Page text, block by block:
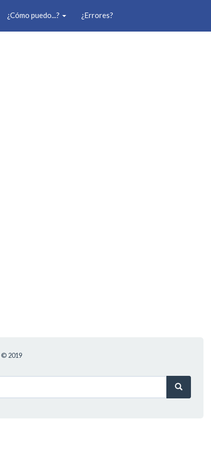
¿Cómo puedo...? ¿Errores?
© 2019
Search